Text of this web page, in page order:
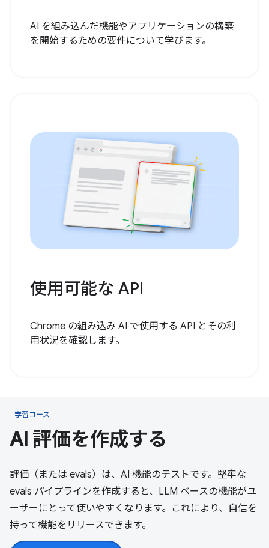
AI を組み込んだ機能やアプリケーションの構築
を開始するための要件について学びます。
使用可能な API
Chrome の組み込み AI で使用する API とその利
用状況を確認します。
学習コース
AI 評価を作成する
評価（または evals）は、AI 機能のテストです。堅牢な
evals パイプラインを作成すると、LLM ベースの機能がユ
ーザーにとって使いやすくなります。これにより、自信を
持って機能をリリースできます。